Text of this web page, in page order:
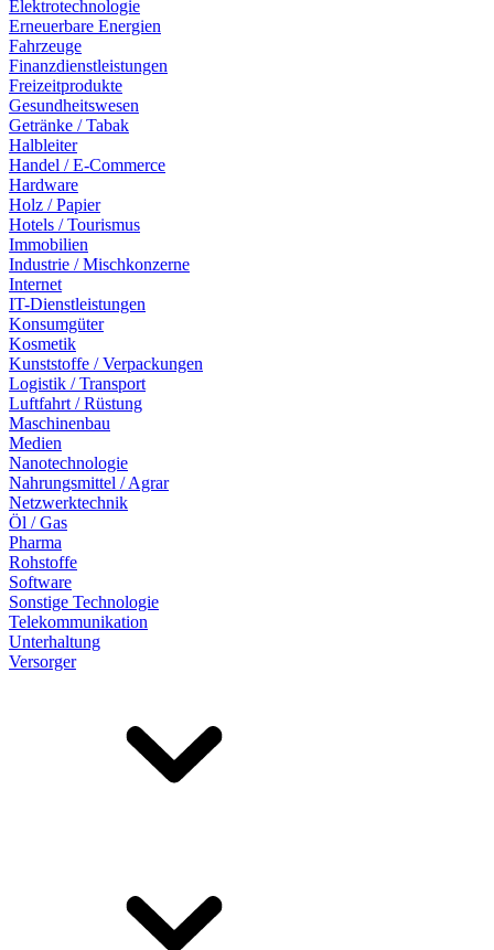
Elektrotechnologie
Erneuerbare Energien
Fahrzeuge
Finanzdienstleistungen
Freizeitprodukte
Gesundheitswesen
Getränke / Tabak
Halbleiter
Handel / E-Commerce
Hardware
Holz / Papier
Hotels / Tourismus
Immobilien
Industrie / Mischkonzerne
Internet
IT-Dienstleistungen
Konsumgüter
Kosmetik
Kunststoffe / Verpackungen
Logistik / Transport
Luftfahrt / Rüstung
Maschinenbau
Medien
Nanotechnologie
Nahrungsmittel / Agrar
Netzwerktechnik
Öl / Gas
Pharma
Rohstoffe
Software
Sonstige Technologie
Telekommunikation
Unterhaltung
Versorger